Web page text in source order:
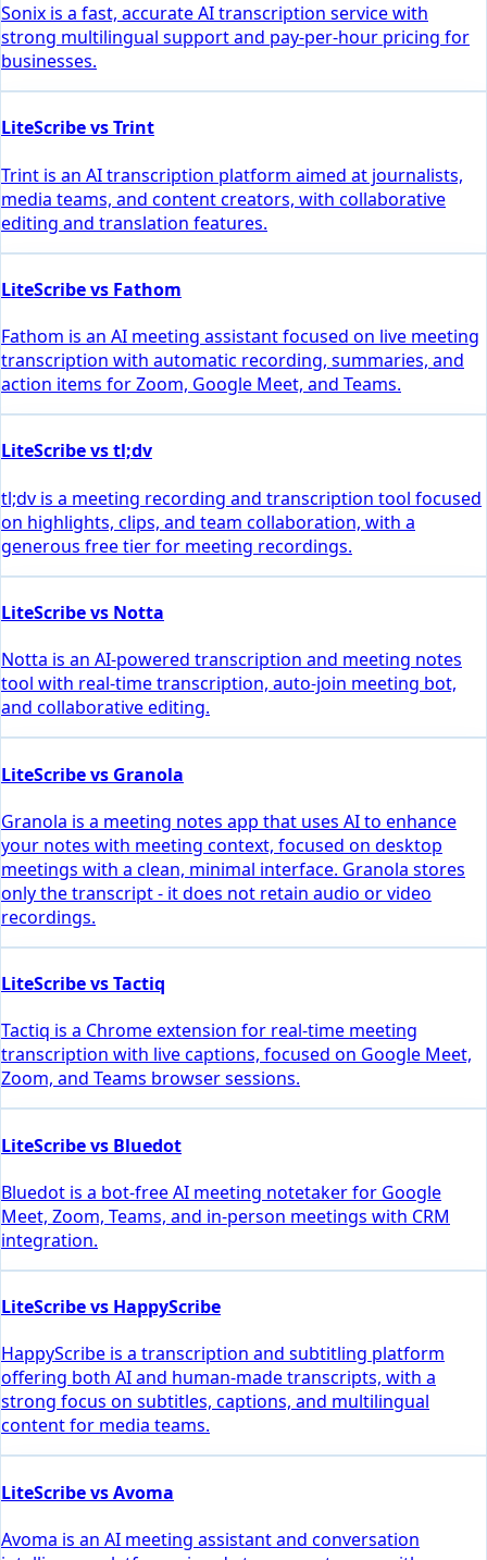
Sonix is a fast, accurate AI transcription service with
strong multilingual support and pay-per-hour pricing for
businesses.
LiteScribe vs Trint
Trint is an AI transcription platform aimed at journalists,
media teams, and content creators, with collaborative
editing and translation features.
LiteScribe vs Fathom
Fathom is an AI meeting assistant focused on live meeting
transcription with automatic recording, summaries, and
action items for Zoom, Google Meet, and Teams.
LiteScribe vs tl;dv
tl;dv is a meeting recording and transcription tool focused
on highlights, clips, and team collaboration, with a
generous free tier for meeting recordings.
LiteScribe vs Notta
Notta is an AI-powered transcription and meeting notes
tool with real-time transcription, auto-join meeting bot,
and collaborative editing.
LiteScribe vs Granola
Granola is a meeting notes app that uses AI to enhance
your notes with meeting context, focused on desktop
meetings with a clean, minimal interface. Granola stores
only the transcript - it does not retain audio or video
recordings.
LiteScribe vs Tactiq
Tactiq is a Chrome extension for real-time meeting
transcription with live captions, focused on Google Meet,
Zoom, and Teams browser sessions.
LiteScribe vs Bluedot
Bluedot is a bot-free AI meeting notetaker for Google
Meet, Zoom, Teams, and in-person meetings with CRM
integration.
LiteScribe vs HappyScribe
HappyScribe is a transcription and subtitling platform
offering both AI and human-made transcripts, with a
strong focus on subtitles, captions, and multilingual
content for media teams.
LiteScribe vs Avoma
Avoma is an AI meeting assistant and conversation